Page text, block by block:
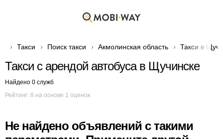
Такси Поиск такси Акмолинская область Такси в
Такси с арендой автобуса в Щучинске
Найдено 0 служб
Рейтинг: 8 на основе 1 оценок
Не найдено объявлений с такими